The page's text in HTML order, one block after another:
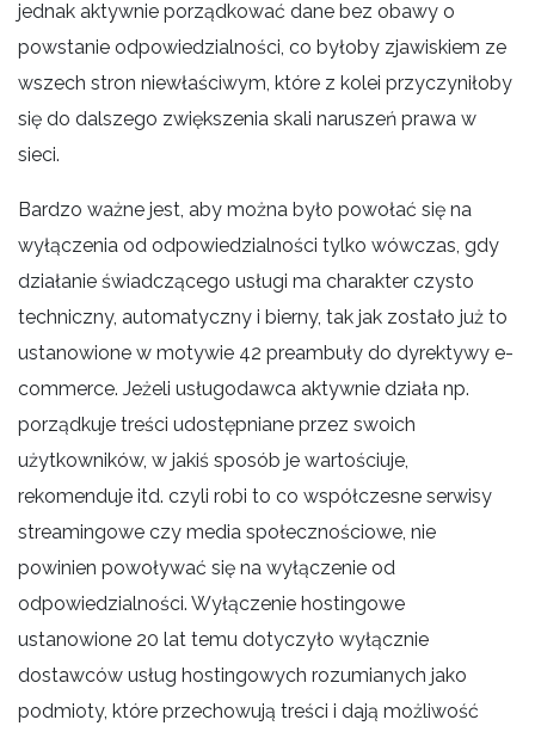
jednak aktywnie porządkować dane bez obawy o
powstanie odpowiedzialności, co byłoby zjawiskiem ze
wszech stron niewłaściwym, które z kolei przyczyniłoby
się do dalszego zwiększenia skali naruszeń prawa w
sieci.
Bardzo ważne jest, aby można było powołać się na
wyłączenia od odpowiedzialności tylko wówczas, gdy
działanie świadczącego usługi ma charakter czysto
techniczny, automatyczny i bierny, tak jak zostało już to
ustanowione w motywie 42 preambuły do dyrektywy e-
commerce. Jeżeli usługodawca aktywnie działa np.
porządkuje treści udostępniane przez swoich
użytkowników, w jakiś sposób je wartościuje,
rekomenduje itd. czyli robi to co współczesne serwisy
streamingowe czy media społecznościowe, nie
powinien powoływać się na wyłączenie od
odpowiedzialności. Wyłączenie hostingowe
ustanowione 20 lat temu dotyczyło wyłącznie
dostawców usług hostingowych rozumianych jako
podmioty, które przechowują treści i dają możliwość